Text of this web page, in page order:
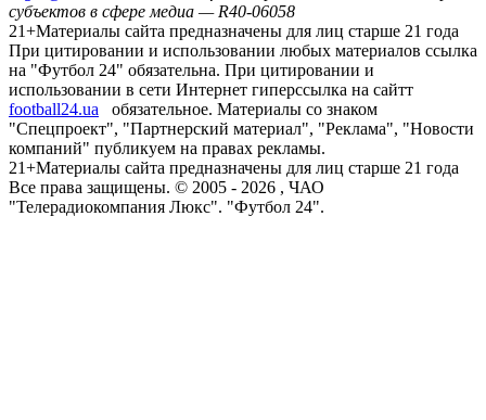
субъектов в сфере медиа — R40-06058
21+Материалы сайта предназначены для лиц старше 21 года
При цитировании и использовании любых материалов ссылка
на "Футбол 24" обязательна. При цитировании и
использовании в сети Интернет гиперссылка на сайтт
football24.ua
обязательное. Материалы со знаком
"Спецпроект", "Партнерский материал", "Реклама", "Новости
компаний" публикуем на правах рекламы.
21+Материалы сайта предназначены для лиц старше 21 года
Все права защищены. © 2005 - 2026 , ЧАО
"Телерадиокомпания Люкс". "Футбол 24".